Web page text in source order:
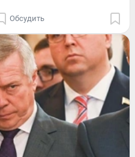
Обсудить